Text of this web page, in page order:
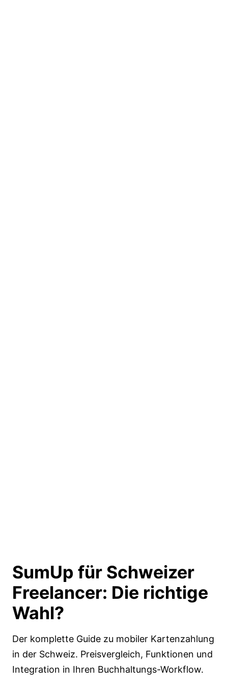
SumUp für Schweizer
Freelancer: Die richtige
Wahl?
Der komplette Guide zu mobiler Kartenzahlung
in der Schweiz. Preisvergleich, Funktionen und
Integration in Ihren Buchhaltungs-Workflow.